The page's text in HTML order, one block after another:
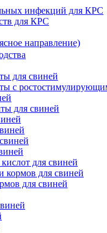
инфекций для КРС
для КРС
направление)
для свиней
с
для свиней
для свиней
кормов для свиней
для свиней